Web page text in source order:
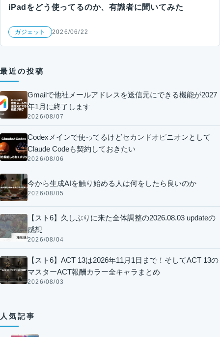
iPadをどう使ってるのか、有識者に聞いてみた
ガジェット 2026/06/22
最近の投稿
Gmailで他社メールアドレスを送信元にできる機能が2027
年1月に終了します
2026/08/07
Codexメインで使ってるけどセカンドオピニオンとして
Claude Codeも契約しておきたい
2026/08/06
今から生成AIを触り始める人は何をしたら良いのか
2026/08/05
【スト6】久しぶりに来た全体調整の2026.08.03 updateの
感想
2026/08/04
【スト6】ACT 13は2026年11月1日まで！そしてACT 13の
マスターACT報酬カラー全キャラまとめ
2026/08/03
人気記事